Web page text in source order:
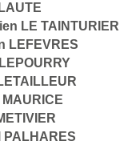
LE TAINTURIER
LEFEVRES
PALHARES